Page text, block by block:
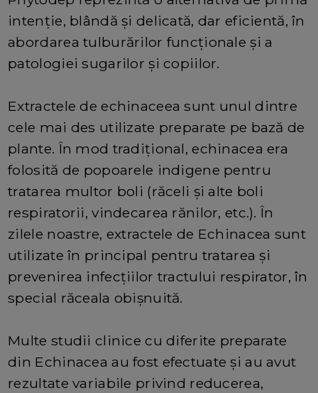
intenție, blândă și delicată, dar eficientă, în
abordarea tulburărilor funcționale și a
patologiei sugarilor și copiilor.
Extractele de echinaceea sunt unul dintre
cele mai des utilizate preparate pe bază de
plante. În mod tradițional, echinacea era
folosită de popoarele indigene pentru
tratarea multor boli (răceli și alte boli
respiratorii, vindecarea rănilor, etc.). În
zilele noastre, extractele de Echinacea sunt
utilizate în principal pentru tratarea și
prevenirea infecțiilor tractului respirator, în
special răceala obișnuită.
Multe studii clinice cu diferite preparate
din Echinacea au fost efectuate și au avut
rezultate variabile privind reducerea,